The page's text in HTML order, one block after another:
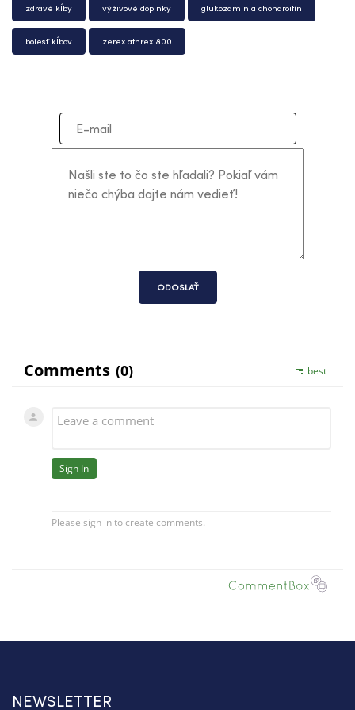
zdravé kĺby výživové doplnky glukozamín a chondroitín
bolesť kĺbov zerex athrex 800
ODOSLAŤ
NEWSLETTER